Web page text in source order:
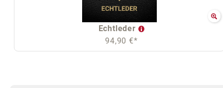
Echtleder
94,90 €*